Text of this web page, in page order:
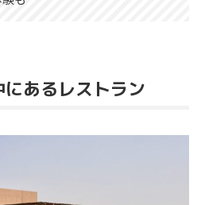
あるレストラン